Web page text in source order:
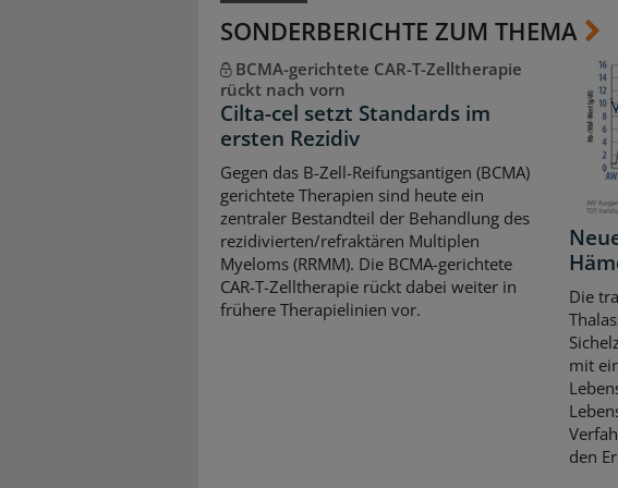
SONDERBERICHTE ZUM THEMA
BCMA-gerichtete CAR-T-Zelltherapie
rückt nach vorn
Cilta-cel setzt Standards im
ersten Rezidiv
Gegen das B-Zell-Reifungsantigen (BCMA)
gerichtete Therapien sind heute ein
zentraler Bestandteil der Behandlung des
rezidivierten/refraktären Multiplen
Myeloms (RRMM). Die BCMA-gerichtete
CAR-T-Zelltherapie rückt dabei weiter in
frühere Therapielinien vor.
Die
mit
den